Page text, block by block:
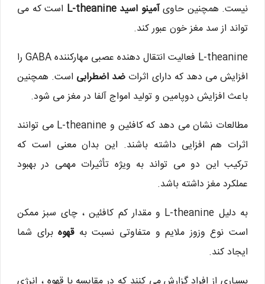
نیست. همچنین حاویآمینو اسید L-theanine
است که می
تواند از سد مغز خون عبور کند.
L-theanine فعالیت انتقال دهنده عصبی مهارکننده GABA را
افزایش می دهد که دارای اثرات ضد اضطرابی است. همچنین
باعث افزایش دوپامین و تولید امواج آلفا در مغز می شود.
مطالعات نشان می دهد که کافئین و L-theanine می توانند
اثرات هم افزایی داشته باشند. این بدان معنی است که
ترکیب این دو می تواند به ویژه تأثیرات مهمی در بهبود
عملکرد مغز داشته باشد.
به دلیل L-theanine و مقدار کم کافئین ، چای سبز ممکن
است نوع وزوز ملایم و متفاوتی نسبت بهقهوهبرای شما
ایجاد کند.